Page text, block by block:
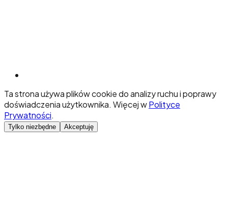
Ta strona używa plików cookie do analizy ruchu i poprawy
doświadczenia użytkownika. Więcej wPolityce
Prywatności.
Tylko niezbędne Akceptuję